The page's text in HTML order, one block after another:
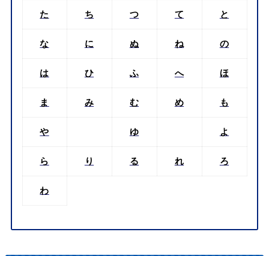
た ち つ て と
な に ぬ ね の
は ひ ふ へ ほ
ま み む め も
や ゆ よ
ら り る れ ろ
わ